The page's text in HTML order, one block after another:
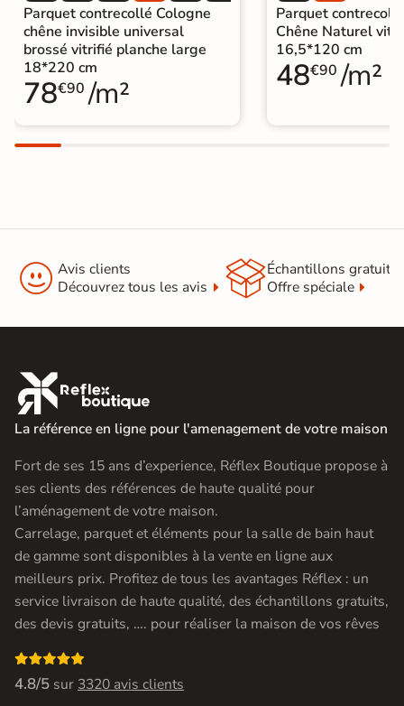
avec produits de base neutres.
Origine Allemagne
Catégories
Parquet contrecollé lame large |
Parquet contrecollé Cologne
chêne invisible universal
brossé vitrifié planche large
18*220 cm
78€90 /m²
Parquet
Chêne Naturel
16,5*120 cm
48€90 /m²
 Avis clients
Découvrez tous les avis
Échantillons gratuit
Offre spéciale

La référence en ligne pour l'amenagement de votre maison
Fort de ses 15 ans d’experience, Réflex Boutique propose à
ses clients des références de haute qualité pour
l’aménagement de votre maison.
Carrelage, parquet et éléments pour la salle de bain haut
de gamme sont disponibles à la vente en ligne aux
meilleurs prix. Profitez de tous les avantages Réflex : un
service livraison de haute qualité, des échantillons gratuits,
des devis gratuits, …. pour réaliser la maison de vos rêves

4.8/5 sur 3320 avis clients